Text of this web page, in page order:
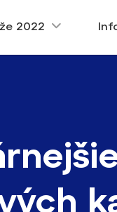
2022